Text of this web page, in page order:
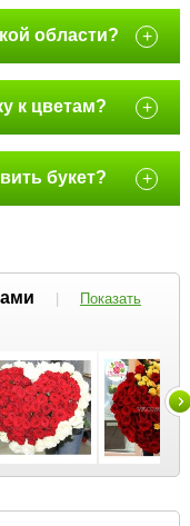
области? +
к цветам? +
букет? +
|
Показать